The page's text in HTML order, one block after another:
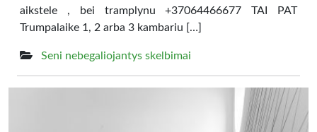
aikstele , bei tramplynu +37064466677 TAI PAT
Trumpalaike 1, 2 arba 3 kambariu […]
Seni nebegaliojantys skelbimai